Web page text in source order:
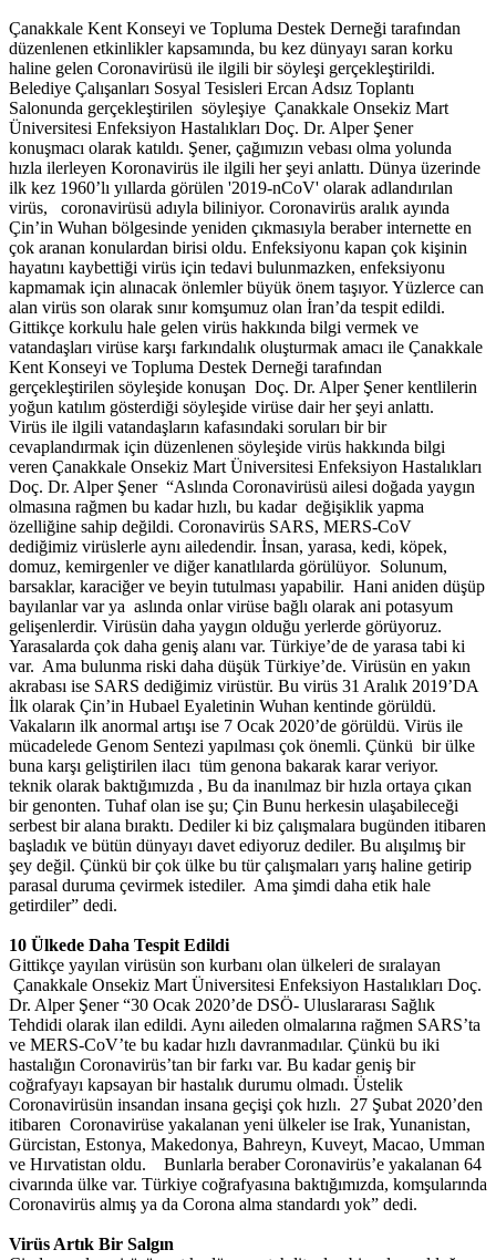
Çanakkale Kent Konseyi ve Topluma Destek Derneği tarafından
düzenlenen etkinlikler kapsamında, bu kez dünyayı saran korku
haline gelen Coronavirüsü ile ilgili bir söyleşi gerçekleştirildi.
Belediye Çalışanları Sosyal Tesisleri Ercan Adsız Toplantı
Salonunda gerçekleştirilen söyleşiye Çanakkale Onsekiz Mart
Üniversitesi Enfeksiyon Hastalıkları Doç. Dr. Alper Şener
konuşmacı olarak katıldı. Şener, çağımızın vebası olma yolunda
hızla ilerleyen Koronavirüs ile ilgili her şeyi anlattı. Dünya üzerinde
ilk kez 1960’lı yıllarda görülen '2019-nCoV' olarak adlandırılan
virüs, coronavirüsü adıyla biliniyor. Coronavirüs aralık ayında
Çin’in Wuhan bölgesinde yeniden çıkmasıyla beraber internette en
çok aranan konulardan birisi oldu. Enfeksiyonu kapan çok kişinin
hayatını kaybettiği virüs için tedavi bulunmazken, enfeksiyonu
kapmamak için alınacak önlemler büyük önem taşıyor. Yüzlerce can
alan virüs son olarak sınır komşumuz olan İran’da tespit edildi.
Gittikçe korkulu hale gelen virüs hakkında bilgi vermek ve
vatandaşları virüse karşı farkındalık oluşturmak amacı ile Çanakkale
Kent Konseyi ve Topluma Destek Derneği tarafından
gerçekleştirilen söyleşide konuşan Doç. Dr. Alper Şener kentlilerin
yoğun katılım gösterdiği söyleşide virüse dair her şeyi anlattı.
Virüs ile ilgili vatandaşların kafasındaki soruları bir bir
cevaplandırmak için düzenlenen söyleşide virüs hakkında bilgi
veren Çanakkale Onsekiz Mart Üniversitesi Enfeksiyon Hastalıkları
Doç. Dr. Alper Şener “Aslında Coronavirüsü ailesi doğada yaygın
olmasına rağmen bu kadar hızlı, bu kadar değişiklik yapma
özelliğine sahip değildi. Coronavirüs SARS, MERS-CoV
dediğimiz virüslerle aynı ailedendir. İnsan, yarasa, kedi, köpek,
domuz, kemirgenler ve diğer kanatlılarda görülüyor. Solunum,
barsaklar, karaciğer ve beyin tutulması yapabilir. Hani aniden düşüp
bayılanlar var ya aslında onlar virüse bağlı olarak ani potasyum
gelişenlerdir. Virüsün daha yaygın olduğu yerlerde görüyoruz.
Yarasalarda çok daha geniş alanı var. Türkiye’de de yarasa tabi ki
var. Ama bulunma riski daha düşük Türkiye’de. Virüsün en yakın
akrabası ise SARS dediğimiz virüstür. Bu virüs 31 Aralık 2019’DA
İlk olarak Çin’in Hubael Eyaletinin Wuhan kentinde görüldü.
Vakaların ilk anormal artışı ise 7 Ocak 2020’de görüldü. Virüs ile
mücadelede Genom Sentezi yapılması çok önemli. Çünkü bir ülke
buna karşı geliştirilen ilacı tüm genona bakarak karar veriyor.
teknik olarak baktığımızda , Bu da inanılmaz bir hızla ortaya çıkan
bir genonten. Tuhaf olan ise şu; Çin Bunu herkesin ulaşabileceği
serbest bir alana bıraktı. Dediler ki biz çalışmalara bugünden itibaren
başladık ve bütün dünyayı davet ediyoruz dediler. Bu alışılmış bir
şey değil. Çünkü bir çok ülke bu tür çalışmaları yarış haline getirip
parasal duruma çevirmek istediler. Ama şimdi daha etik hale
getirdiler” dedi.
10 Ülkede Daha Tespit Edildi
Gittikçe yayılan virüsün son kurbanı olan ülkeleri de sıralayan
Çanakkale Onsekiz Mart Üniversitesi Enfeksiyon Hastalıkları Doç.
Dr. Alper Şener “30 Ocak 2020’de DSÖ- Uluslararası Sağlık
Tehdidi olarak ilan edildi. Aynı aileden olmalarına rağmen SARS’ta
ve MERS-CoV’te bu kadar hızlı davranmadılar. Çünkü bu iki
hastalığın Coronavirüs’tan bir farkı var. Bu kadar geniş bir
coğrafyayı kapsayan bir hastalık durumu olmadı. Üstelik
Coronavirüsün insandan insana geçişi çok hızlı. 27 Şubat 2020’den
itibaren Coronavirüse yakalanan yeni ülkeler ise Irak, Yunanistan,
Gürcistan, Estonya, Makedonya, Bahreyn, Kuveyt, Macao, Umman
ve Hırvatistan oldu. Bunlarla beraber Coronavirüs’e yakalanan 64
civarında ülke var. Türkiye coğrafyasına baktığımızda, komşularında
Coronavirüs almış ya da Corona alma standardı yok” dedi.
Virüs Artık Bir Salgın